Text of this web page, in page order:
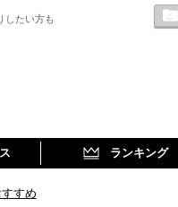
したい方も
ランキング
すめ